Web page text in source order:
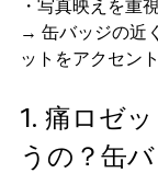
・写真映えを重
→ 缶バッジの近
ットをアクセン
1. 痛ロゼ
うの？缶